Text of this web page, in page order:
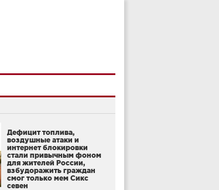
Дефицит топлива,
воздушные атаки и
интернет блокировки
стали привычным фоном
для жителей России,
взбудоражить граждан
смог только мем Сикс
севен